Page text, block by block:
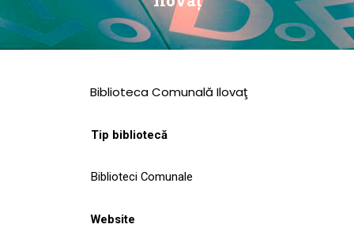
CATALOAGE ȘI
COLECȚII
CULTURALE
NOUTĂȚI
Biblioteca Comunală Ilovaţ
Tip bibliotecă
Biblioteci Comunale
Website